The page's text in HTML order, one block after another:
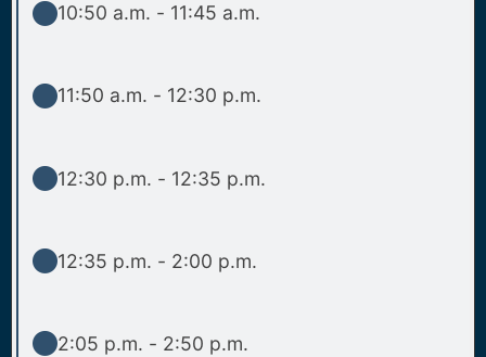
10:50 a.m. - 11:45 a.m.
11:50 a.m. - 12:30 p.m.
12:30 p.m. - 12:35 p.m.
12:35 p.m. - 2:00 p.m.
2:05 p.m. - 2:50 p.m.